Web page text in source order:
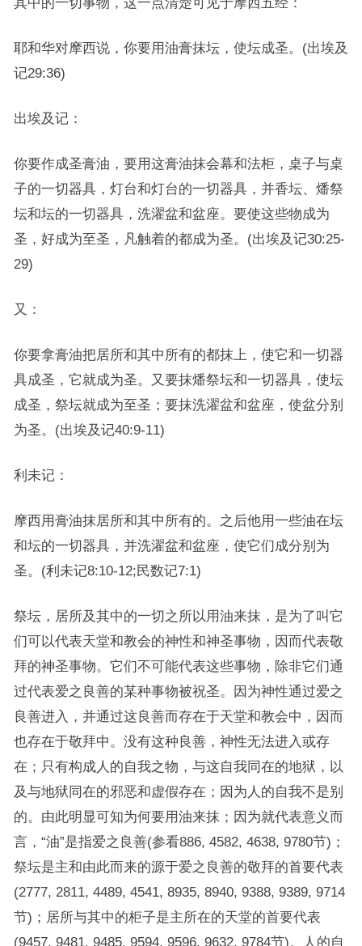
耶和华对摩西说，你要用油膏抹坛，使坛成圣。(出埃及
记29:36)
出埃及记：
你要作成圣膏油，要用这膏油抹会幕和法柜，桌子与桌
子的一切器具，灯台和灯台的一切器具，并香坛、燔祭
坛和坛的一切器具，洗濯盆和盆座。要使这些物成为
圣，好成为至圣，凡触着的都成为圣。(出埃及记30:25-
29)
又：
你要拿膏油把居所和其中所有的都抹上，使它和一切器
具成圣，它就成为圣。又要抹燔祭坛和一切器具，使坛
成圣，祭坛就成为至圣；要抹洗濯盆和盆座，使盆分别
为圣。(出埃及记40:9-11)
利未记：
摩西用膏油抹居所和其中所有的。之后他用一些油在坛
和坛的一切器具，并洗濯盆和盆座，使它们成分别为
圣。(利未记8:10-12;民数记7:1)
祭坛，居所及其中的一切之所以用油来抹，是为了叫它
们可以代表天堂和教会的神性和神圣事物，因而代表敬
拜的神圣事物。它们不可能代表这些事物，除非它们通
过代表爱之良善的某种事物被祝圣。因为神性通过爱之
良善进入，并通过这良善而存在于天堂和教会中，因而
也存在于敬拜中。没有这种良善，神性无法进入或存
在；只有构成人的自我之物，与这自我同在的地狱，以
及与地狱同在的邪恶和虚假存在；因为人的自我不是别
的。由此明显可知为何要用油来抹；因为就代表意义而
言，“油”是指爱之良善(参看886, 4582, 4638, 9780节)；
祭坛是主和由此而来的源于爱之良善的敬拜的首要代表
(2777, 2811, 4489, 4541, 8935, 8940, 9388, 9389, 9714
节)；居所与其中的柜子是主所在的天堂的首要代表
(9457, 9481, 9485, 9594, 9596, 9632, 9784节)。人的自